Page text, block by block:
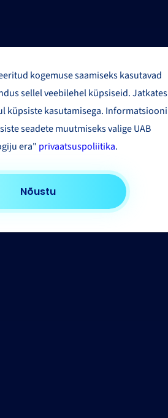
kogemuse saamiseks kasutavad
sellel veebilehel küpsiseid. Jatkates
küpsiste kasutamisega. Informatsiooni
seadete muutmiseks valige UAB
era" privaatsuspoliitika.
Nõustu